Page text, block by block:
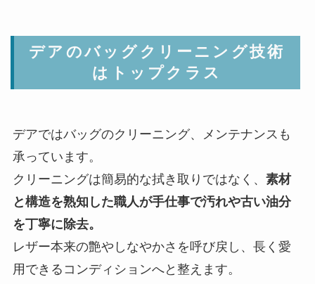
デアのバッグクリーニング技術
はトップクラス
デアではバッグのクリーニング、メンテナンスも
承っています。
クリーニングは簡易的な拭き取りではなく、 素材
と構造を熟知した職人が手仕事で汚れや古い油分
を丁寧に除去。
レザー本来の艶やしなやかさを呼び戻し、長く愛
用できるコンディションへと整えます。